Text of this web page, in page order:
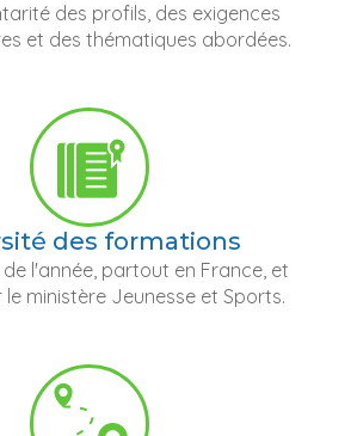
des profils, des exigences
et des thématiques abordées.
des formations
l'année, partout en France, et
ministère Jeunesse et Sports.